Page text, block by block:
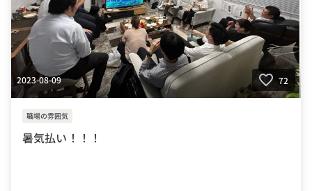
2023-08-09 72
職場の雰囲気
暑気払い！！！